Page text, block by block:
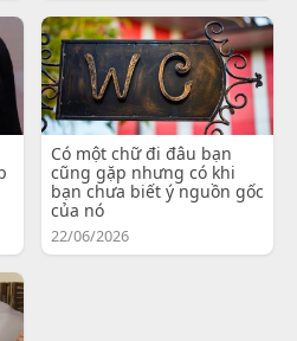
Có một chữ đi đâu bạn
cũng gặp nhưng có khi
bạn chưa biết ý nguồn gốc
của nó
22/06/2026